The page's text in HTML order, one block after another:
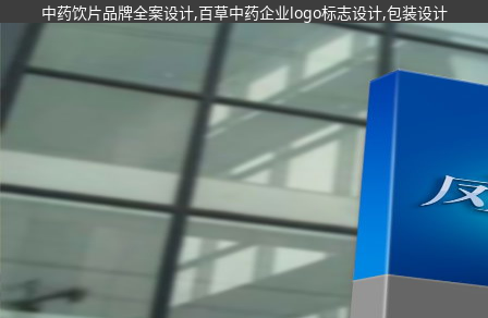
中药饮片品牌全案设计,百草中药企业logo标志设计,包装设计